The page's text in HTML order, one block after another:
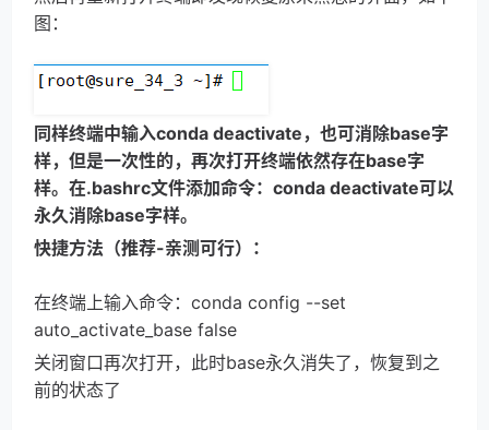
图：
同样终端中输入conda deactivate，也可消除base字
样，但是一次性的，再次打开终端依然存在base字
样。在.bashrc文件添加命令：conda deactivate可以
永久消除base字样。
快捷方法（推荐-亲测可行）：
在终端上输入命令：conda config --set
auto_activate_base false
关闭窗口再次打开，此时base永久消失了，恢复到之
前的状态了